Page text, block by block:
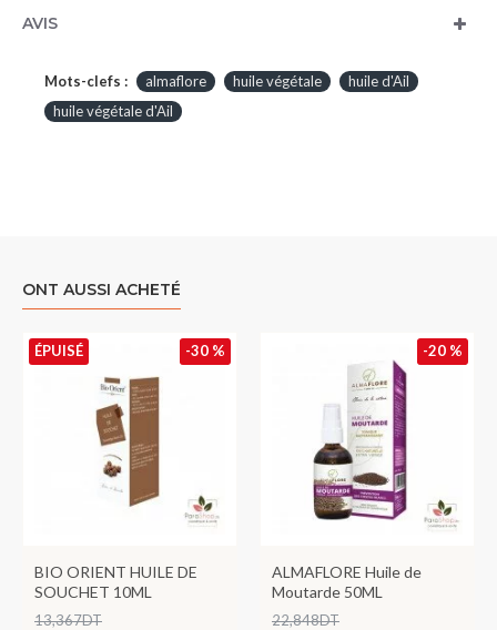
AVIS
Mots-clefs : almaflore huile végétale
huile d'Ail
huile végétale d'Ail
ONT AUSSI ACHETÉ
-30 %
ÉPUISÉ
BIO ORIENT HUILE DE
SOUCHET 10ML
13,367DT
-20 %
ALMAFLORE Huile de
Moutarde 50ML
22,848DT